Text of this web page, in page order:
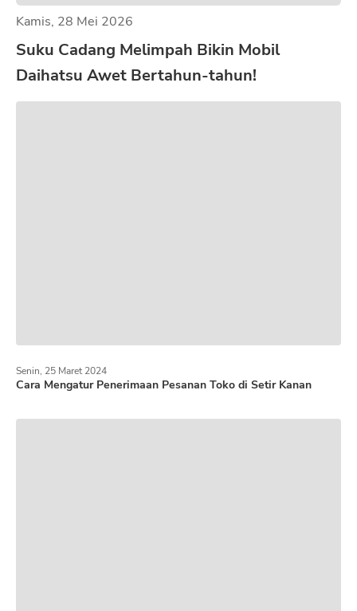
Kamis, 28 Mei 2026
Suku Cadang Melimpah Bikin Mobil
Daihatsu Awet Bertahun-tahun!
Cara Mengatur Penerimaan Pesanan Toko di Setir Kanan
Senin, 25 Maret 2024